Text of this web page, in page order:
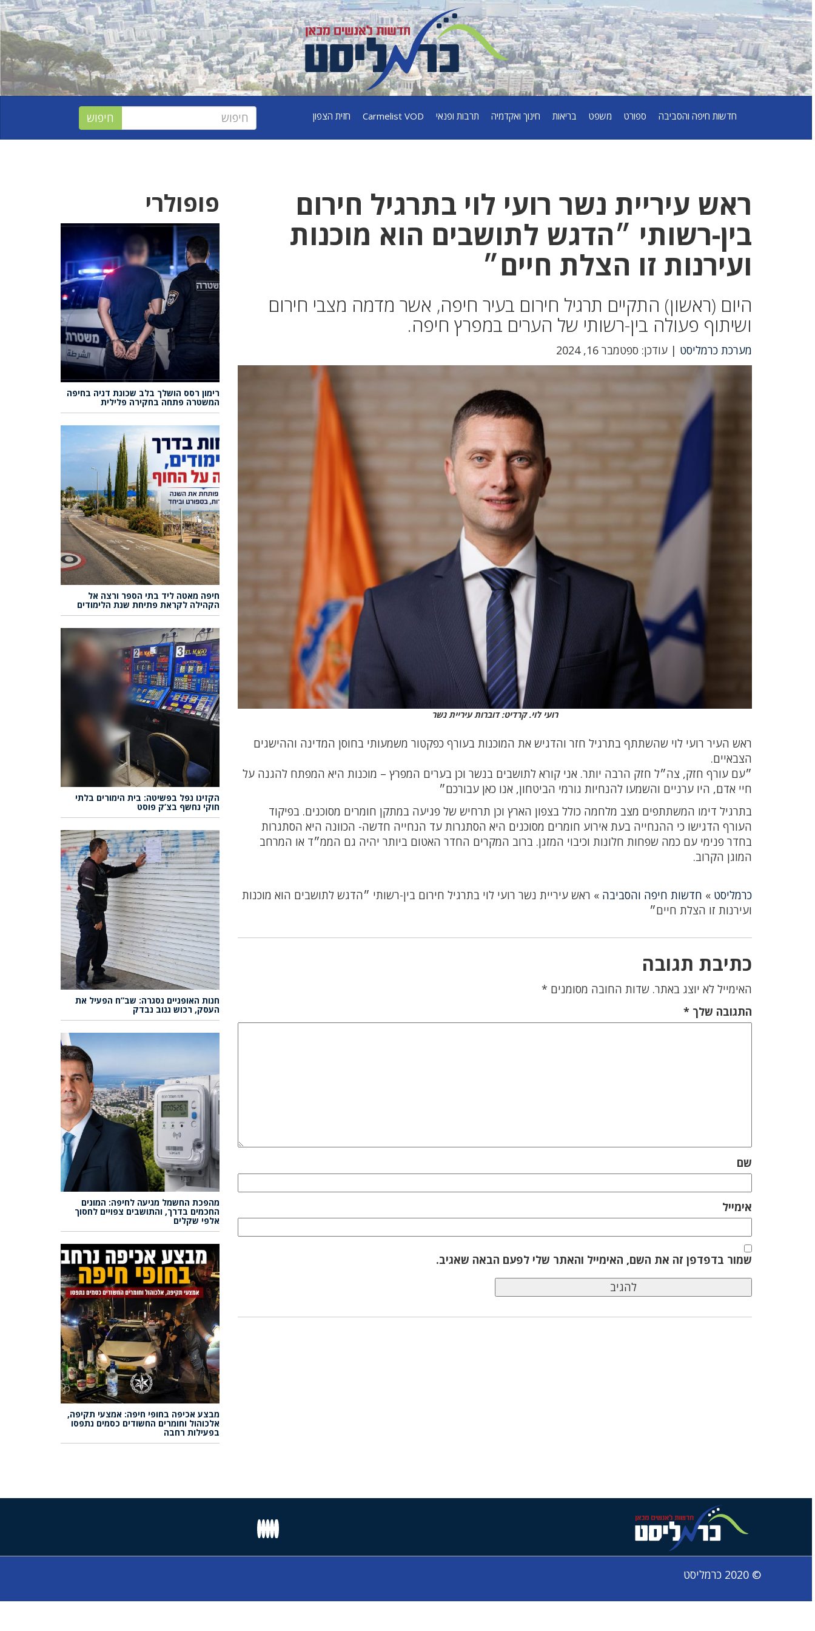
חדשות חיפה והסביבה ספורט משפט בריאות חינוך ואקדמיה תרבות ופנאי Carmelist VOD חזית הצפון
ראש עיריית נשר רועי לוי בתרגיל חירום
בין-רשותי ״הדגש לתושבים הוא מוכנות
ועירנות זו הצלת חיים״
היום (ראשון) התקיים תרגיל חירום בעיר חיפה, אשר מדמה מצבי חירום
ושיתוף פעולה בין-רשותי של הערים במפרץ חיפה.
מערכת כרמליסט | עודכן: ספטמבר 16, 2024
רועי לוי. קרדיט: דוברות עיריית נשר
ראש העיר רועי לוי שהשתתף בתרגיל חזר והדגיש את המוכנות בעורף כפקטור משמעותי בחוסן המדינה וההישגים
הצבאיים.
״עם עורף חזק, צה״ל חזק הרבה יותר. אני קורא לתושבים בנשר וכן בערים המפרץ – מוכנות היא המפתח להגנה על
חיי אדם, היו ערניים והשמעו להנחיות גורמי הביטחון, אנו כאן עבורכם״
בתרגיל דימו המשתתפים מצב מלחמה כולל בצפון הארץ וכן תרחיש של פגיעה במתקן חומרים מסוכנים. בפיקוד
העורף הדגישו כי ההנחייה בעת אירוע חומרים מסוכנים היא הסתגרות עד הנחייה חדשה- הכוונה היא הסתגרות
בחדר פנימי עם כמה שפחות חלונות וכיבוי המזגן. ברוב המקרים החדר האטום ביותר יהיה גם הממ״ד או המרחב
המוגן הקרוב.
כרמליסט » חדשות חיפה והסביבה » ראש עיריית נשר רועי לוי בתרגיל חירום בין-רשותי ״הדגש לתושבים הוא מוכנות
ועירנות זו הצלת חיים״
כתיבת תגובה
האימייל לא יוצג באתר. שדות החובה מסומנים *
התגובה שלך*
שם
אימייל
שמור בדפדפן זה את השם, האימייל והאתר שלי לפעם הבאה שאגיב.
פופולרי
רימון רסס הושלך בלב שכונת דניה בחיפה
המשטרה פתחה בחקירה פלילית
חיפה מאטה ליד בתי הספר ורצה אל
הקהילה לקראת פתיחת שנת הלימודים
הקזינו נפל בפשיטה: בית הימורים בלתי
חוקי נחשף בצ’ק פוסט
חנות האופניים נסגרה: שב”ח הפעיל את
העסק, רכוש גנוב נבדק
מהפכת החשמל מגיעה לחיפה: המונים
החכמים בדרך, והתושבים צפויים לחסוך
אלפי שקלים
מבצע אכיפה בחופי חיפה: אמצעי תקיפה,
אלכוהול וחומרים החשודים כסמים נתפסו
בפעילות רחבה
© 2020 כרמליסט